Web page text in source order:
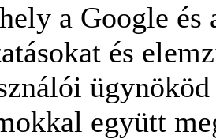
a Google
és
együtt